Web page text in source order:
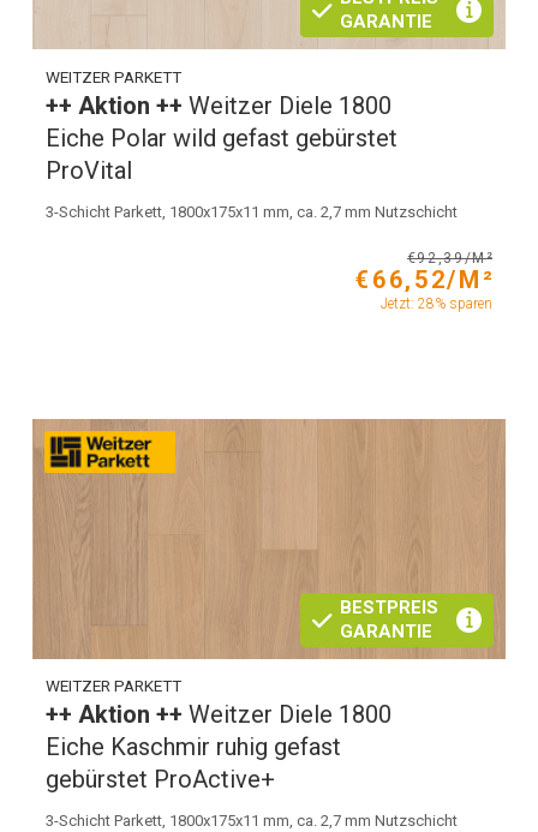
GARANTIE
WEITZER PARKETT
++ Aktion ++Weitzer Diele 1800
Eiche Polar wild gefast gebürstet
ProVital
3-Schicht Parkett, 1800x175x11 mm, ca. 2,7 mm Nutzschicht
€92,39/M²
€66,52/M²
Jetzt: 28% sparen
BESTPREIS
GARANTIE
WEITZER PARKETT
++ Aktion ++Weitzer Diele 1800
Eiche Kaschmir ruhig gefast
gebürstet ProActive+
3-Schicht Parkett, 1800x175x11 mm, ca. 2,7 mm Nutzschicht